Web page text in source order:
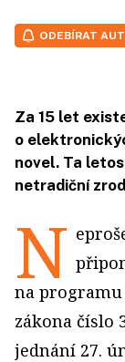
ODEBÍRAT
Za 15 let
o
novel. Ta
netradiční
N
na
zákona číslo
jednání 27.